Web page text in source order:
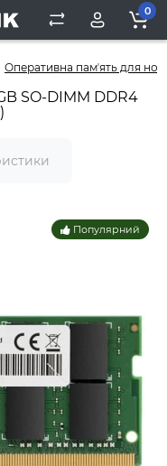
0
Оперативна памʼять для
SO-DIMM DDR4
Популярний